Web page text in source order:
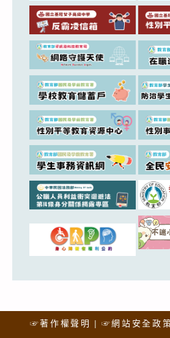
☞著作權聲明 ☞網站安全政